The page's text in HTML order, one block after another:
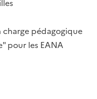
charge pédagogique
pour les EANA